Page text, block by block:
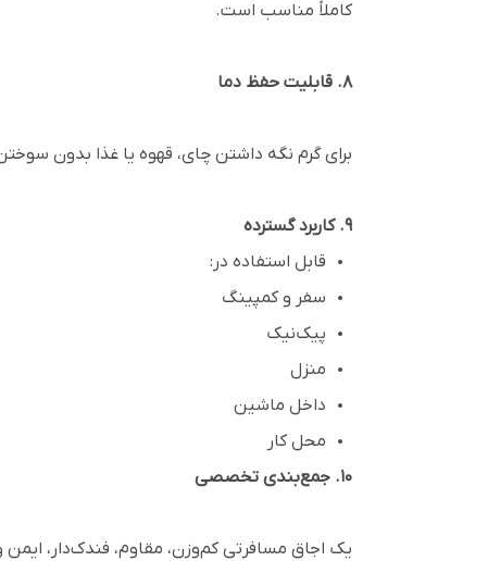
کاملاً مناسب است.
۸. قابلیت حفظ دما
برای گرم نگه داشتن چای، قهوه یا غذا بدون
۹. کاربرد گسترده
قابل استفاده در:
سفر و کمپینگ
پیک‌نیک
منزل
داخل ماشین
محل کار
۱۰. جمع‌بندی تخصصی
یک اجاق مسافرتی کم‌وزن، مقاوم، فندک‌دار، ایمن